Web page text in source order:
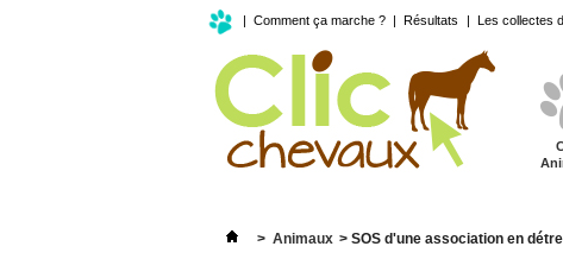
| Comment ça marche ? | Résultats | Les collectes
> Animaux > SOS d'une association en